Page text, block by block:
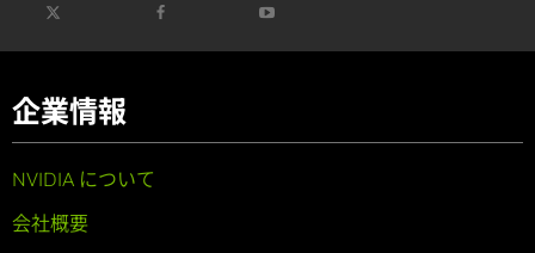
企業情報
NVIDIA について
会社概要